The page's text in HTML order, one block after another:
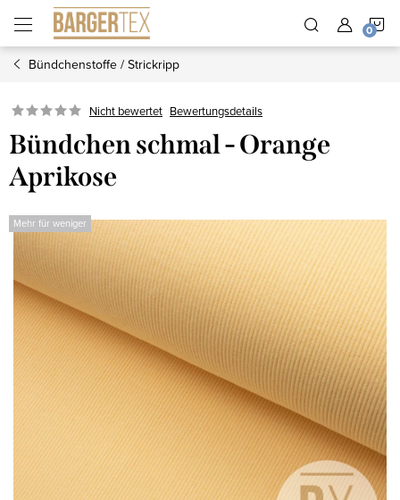
Inhalt
springen
Bündchenstoffe / Strickripp
Nicht bewertet Bewertungsdetails
Bündchen schmal - Orange
Aprikose
Mehr für weniger